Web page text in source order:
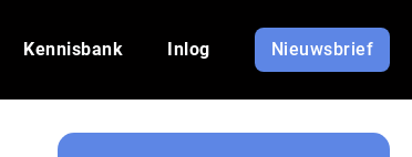
Kennisbank Inlog Nieuwsbrief